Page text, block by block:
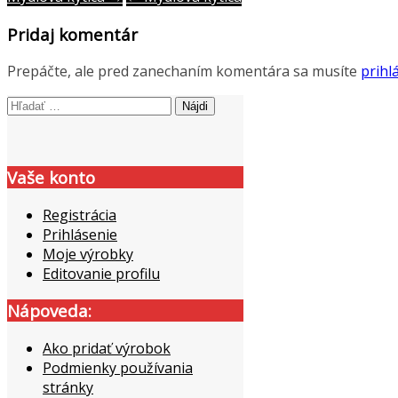
navigation
Pridaj komentár
Prepáčte, ale pred zanechaním komentára sa musíte
Hľadať:
Vaše konto
Registrácia
Prihlásenie
Moje výrobky
Editovanie profilu
Nápoveda:
Ako pridať výrobok
Podmienky používania
stránky